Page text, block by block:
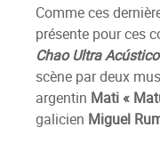
Comme ces
présente pour ces
Chao Ultra Acústico
scène par deux
argentin Mati «
galicien Miguel